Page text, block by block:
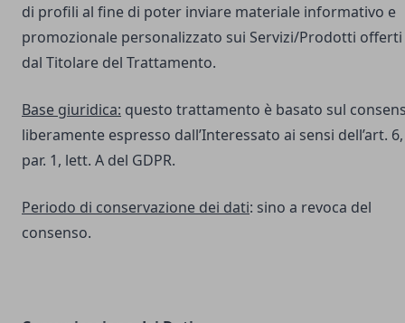
di profili al fine di poter inviare materiale informativo e
promozionale personalizzato sui Servizi/Prodotti offerti
dal Titolare del Trattamento.
Base giuridica: questo trattamento è basato sul
liberamente espresso dall’Interessato ai sensi dell’art. 6,
par. 1, lett. A del GDPR.
Periodo di conservazione dei dati: sino a revoca del
consenso.